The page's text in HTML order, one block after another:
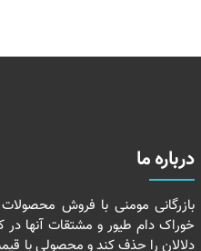
درباره ما
بازرگانی مومنی با فروش
خوراک دام طیور و مشتقات آنها در
دلالان را حذف کند و محصولی با